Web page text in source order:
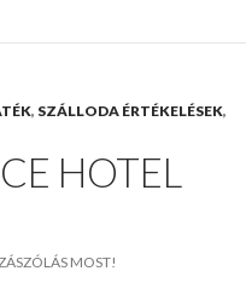
, SZÁLLODA ÉRTÉKELÉSEK,
HOTEL
MOST!